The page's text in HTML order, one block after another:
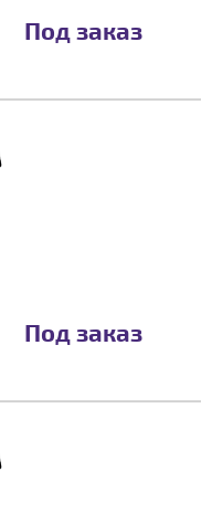
Под заказ
Под заказ